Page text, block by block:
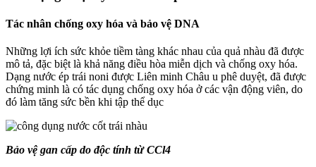
Tác nhân chống oxy hóa và bảo vệ DNA
Những lợi ích sức khỏe tiềm tàng khác nhau của quả nhàu đã được
mô tả, đặc biệt là khả năng điều hòa miễn dịch và chống oxy hóa.
Dạng nước ép trái noni được Liên minh Châu u phê duyệt, đã được
chứng minh là có tác dụng chống oxy hóa ở các vận động viên, do
đó làm tăng sức bền khi tập thể dục
Bảo vệ gan cấp do độc tính từ CCl4